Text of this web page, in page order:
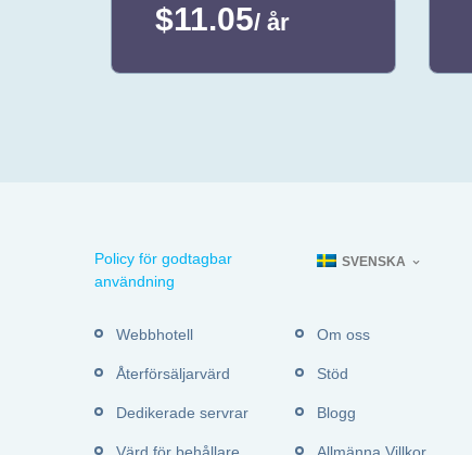
$11.05/ år
Policy för godtagbar
användning
SVENSKA
Webbhotell
Återförsäljarvärd
Dedikerade servrar
Om oss
Stöd
Blogg